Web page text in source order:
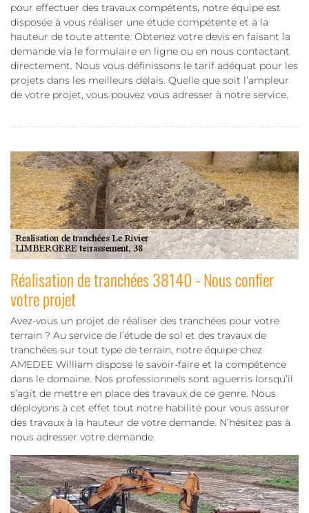
pour effectuer des travaux compétents, notre équipe est
disposée à vous réaliser une étude compétente et à la
hauteur de toute attente. Obtenez votre devis en faisant la
demande via le formulaire en ligne ou en nous contactant
directement. Nous vous définissons le tarif adéquat pour les
projets dans les meilleurs délais. Quelle que soit l’ampleur
de votre projet, vous pouvez vous adresser à notre service.
Réalisation de tranchées 38140 - Nous confier
votre projet
Avez-vous un projet de réaliser des tranchées pour votre
terrain ? Au service de l’étude de sol et des travaux de
tranchées sur tout type de terrain, notre équipe chez
AMEDEE William dispose le savoir-faire et la compétence
dans le domaine. Nos professionnels sont aguerris lorsqu’il
s’agit de mettre en place des travaux de ce genre. Nous
déployons à cet effet tout notre habilité pour vous assurer
des travaux à la hauteur de votre demande. N’hésitez pas à
nous adresser votre demande.